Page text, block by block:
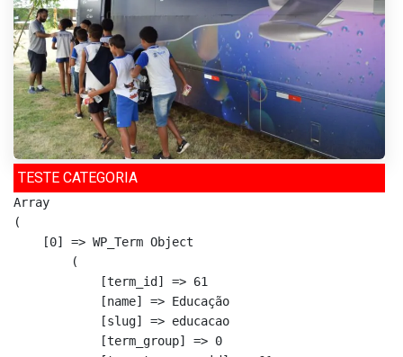
TESTE CATEGORIA
Array
(
    [0] => WP_Term Object
        (
            [term_id] => 61
            [name] => Educação
            [slug] => educacao
            [term_group] => 0